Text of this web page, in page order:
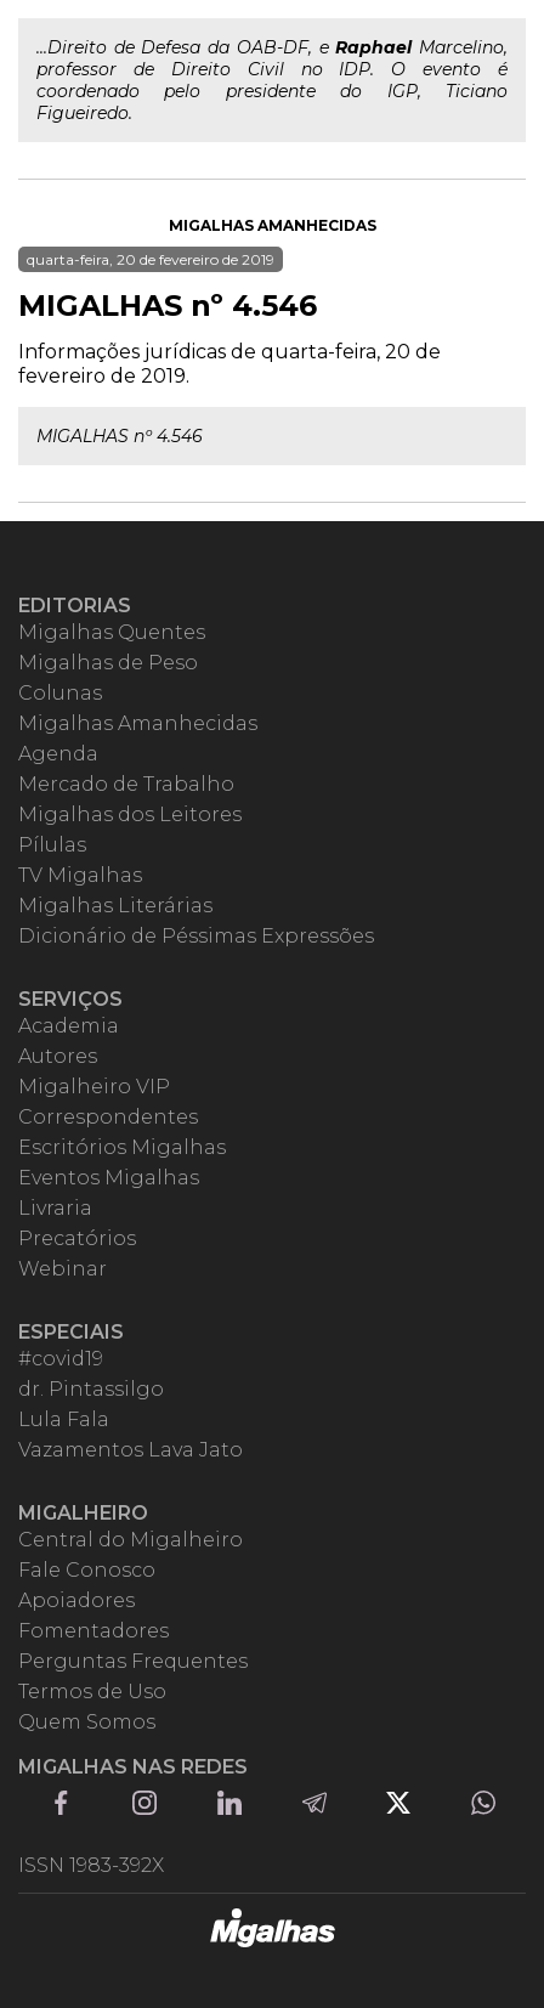
...Direito de Defesa da OAB-DF, eRaphaelMarcelino,
professor de Direito Civil no IDP. O evento é
coordenado pelo presidente do IGP, Ticiano
Figueiredo.
MIGALHAS AMANHECIDAS
quarta-feira, 20 de fevereiro de 2019
MIGALHAS nº 4.546
Informações jurídicas de quarta-feira, 20 de
fevereiro de 2019.
MIGALHAS nº 4.546
EDITORIAS
Migalhas Quentes
Migalhas de Peso
Colunas
Migalhas Amanhecidas
Agenda
Mercado de Trabalho
Migalhas dos Leitores
Pílulas
TV Migalhas
Migalhas Literárias
Dicionário de Péssimas Expressões
SERVIÇOS
Academia
Autores
Migalheiro VIP
Correspondentes
Escritórios Migalhas
Eventos Migalhas
Livraria
Precatórios
Webinar
ESPECIAIS
#covid19
dr. Pintassilgo
Lula Fala
Vazamentos Lava Jato
MIGALHEIRO
Central do Migalheiro
Fale Conosco
Apoiadores
Fomentadores
Perguntas Frequentes
Termos de Uso
Quem Somos
MIGALHAS NAS REDES
ISSN 1983-392X